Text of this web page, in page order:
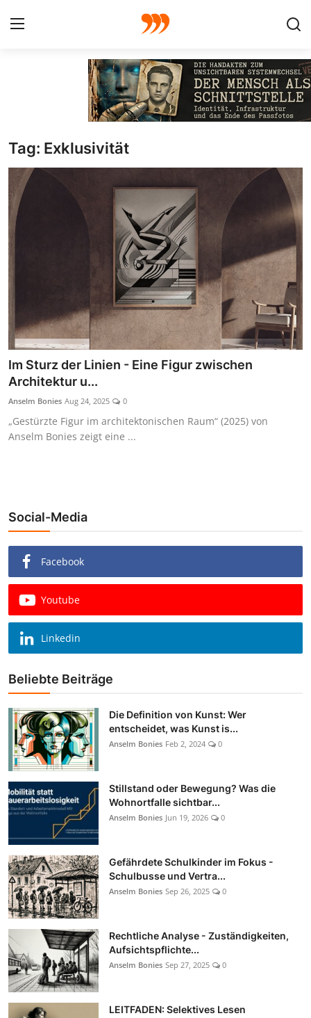
Galerie
GRAFIK
Redaktion
Tag: Exklusivität
Im Sturz der Linien - Eine Figur zwischen
Architektur u...
Anselm Bonies Aug 24, 2025 0
„Gestürzte Figur im architektonischen Raum“ (2025) von
Anselm Bonies zeigt eine ...
Social-Media
Facebook
Youtube
Linkedin
Beliebte Beiträge
Die Definition von Kunst: Wer
entscheidet, was Kunst is...
Anselm Bonies Feb 2, 2024 0
Stillstand oder Bewegung? Was die
Wohnortfalle sichtbar...
Anselm Bonies Jun 19, 2026 0
Gefährdete Schulkinder im Fokus -
Schulbusse und Vertra...
Anselm Bonies Sep 26, 2025 0
Rechtliche Analyse - Zuständigkeiten,
Aufsichtspflichte...
Anselm Bonies Sep 27, 2025 0
LEITFADEN: Selektives Lesen